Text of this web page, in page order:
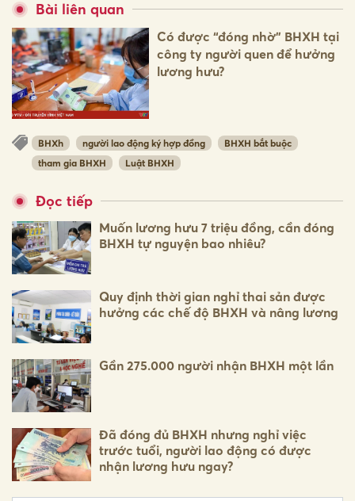
Bài liên quan
Có được “đóng nhờ” BHXH tại
công ty người quen để hưởng
lương hưu?
BHXh người lao động ký hợp đồng
BHXH bắt buộc
tham gia BHXH
Luật BHXH
Đọc tiếp
Muốn lương hưu 7 triệu đồng, cần đóng
BHXH tự nguyện bao nhiêu?
Quy định thời gian nghỉ thai sản được
hưởng các chế độ BHXH và nâng lương
Gần 275.000 người nhận BHXH một lần
Đã đóng đủ BHXH nhưng nghỉ việc
trước tuổi, người lao động có được
nhận lương hưu ngay?